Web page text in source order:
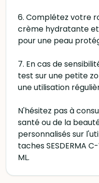
6. Complétez votre
crème hydratante
pour une peau
7. En cas de
test sur une petite
une utilisation
N'hésitez pas à
santé ou de la
personnalisés sur
taches SESDERMA
ML.